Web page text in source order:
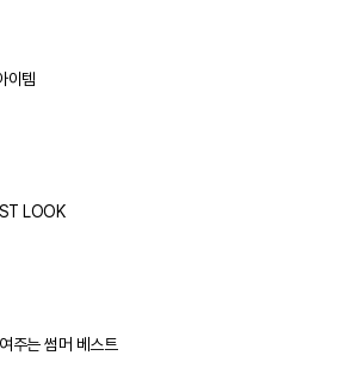
이템
LOOK
주는 썸머 베스트